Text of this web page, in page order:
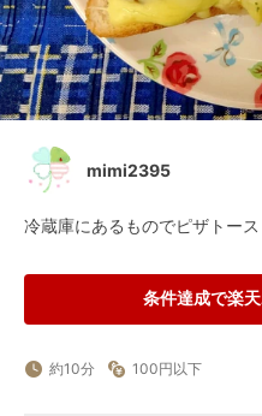
mimi2395
冷蔵庫にあるものでピザトース
条件達成で楽
約10分 100円以下